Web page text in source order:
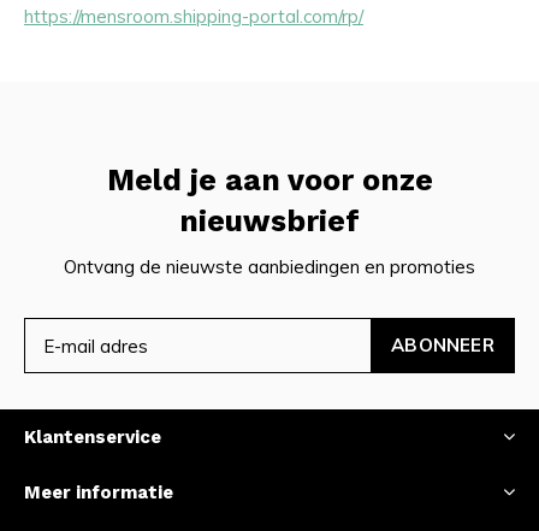
https://mensroom.shipping-portal.com/rp/
Meld je aan voor onze
nieuwsbrief
Ontvang de nieuwste aanbiedingen en promoties
ABONNEER
Klantenservice
Meer informatie